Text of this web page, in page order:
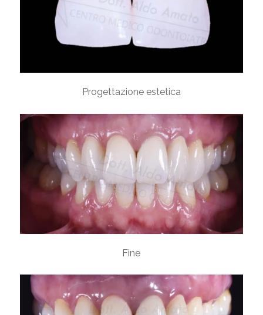
Progettazione estetica
Fine